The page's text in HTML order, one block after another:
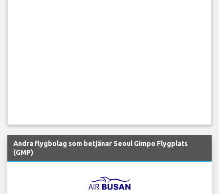
Andra flygbolag som betjänar Seoul Gimpo Flygplats
(GMP)